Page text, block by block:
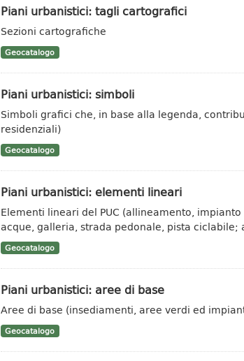
Piani urbanistici: tagli cartografici
Sezioni cartografiche
Geocatalogo
Piani urbanistici: simboli
Simboli grafici che, in base alla legenda,
residenziali)
Geocatalogo
Piani urbanistici: elementi lineari
Elementi lineari del PUC (allineamento,
acque, galleria, strada pedonale, pista ciclabile;
Geocatalogo
Piani urbanistici: aree di base
Aree di base (insediamenti, aree verdi ed
Geocatalogo